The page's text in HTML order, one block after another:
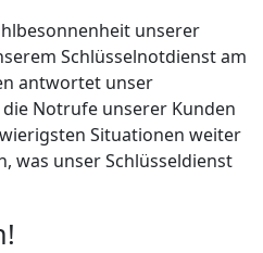
unserer
Schlüsselnotdienst am
antwortet unser
Notrufe unserer Kunden
Situationen weiter
was unser Schlüsseldienst